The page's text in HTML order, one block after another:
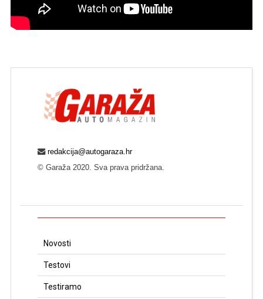
redakcija@autogaraza.hr
© Garaža 2020. Sva prava pridržana.
Novosti
Testovi
Testiramo